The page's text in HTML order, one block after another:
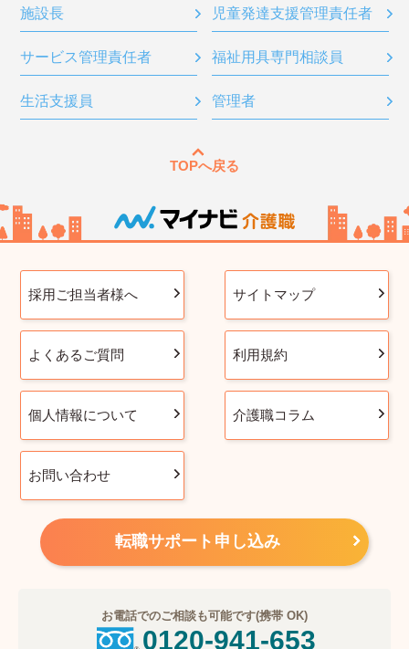
施設長 児童発達支援管理責任者
サービス管理責任者 福祉用具専門相談員
生活支援員 管理者
TOPへ戻る
採用ご担当者様へ サイトマップ
よくあるご質問 利用規約
個人情報について 介護職コラム
お問い合わせ
転職サポート申し込み
お電話でのご相談も可能です(携帯 OK)
0120-941-653